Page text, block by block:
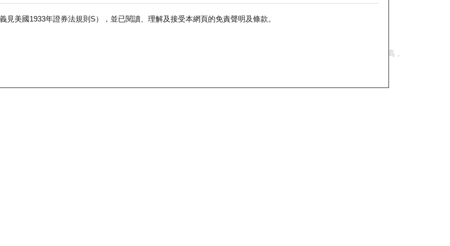
見美國1933年證券法規則S），並已閱讀、理解及接受本網頁的免責聲明及條款。
末日輪
遍是指短年期及(或)非常價外認股證。普遍來說，最合適的年期為三至六個月，買賣短於三個月年期的認股證的風險較高，